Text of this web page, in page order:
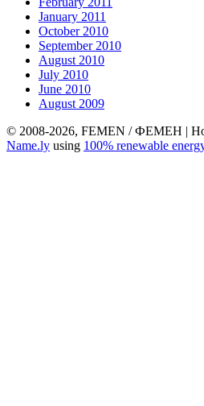
January 2011
October 2010
September 2010
August 2010
July 2010
June 2010
August 2009
© 2008-2026, FEMEN / ФЕМЕН |
Name.ly using 100% renewable